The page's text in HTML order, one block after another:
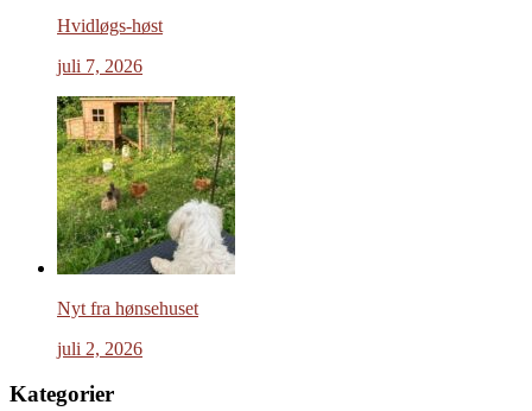
Hvidløgs-høst
juli 7, 2026
Nyt fra hønsehuset
juli 2, 2026
Kategorier